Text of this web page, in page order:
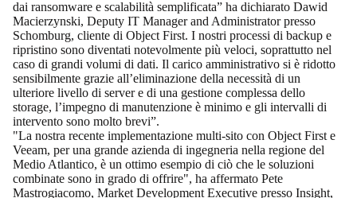
dai ransomware e scalabilità semplificata” ha dichiarato Dawid
Macierzynski, Deputy IT Manager and Administrator presso
Schomburg, cliente di Object First. I nostri processi di backup e
ripristino sono diventati notevolmente più veloci, soprattutto nel
caso di grandi volumi di dati. Il carico amministrativo si è ridotto
sensibilmente grazie all’eliminazione della necessità di un
ulteriore livello di server e di una gestione complessa dello
storage, l’impegno di manutenzione è minimo e gli intervalli di
intervento sono molto brevi”.
"La nostra recente implementazione multi-sito con Object First e
Veeam, per una grande azienda di ingegneria nella regione del
Medio Atlantico, è un ottimo esempio di ciò che le soluzioni
combinate sono in grado di offrire", ha affermato Pete
Mastrogiacomo, Market Development Executive presso Insight,